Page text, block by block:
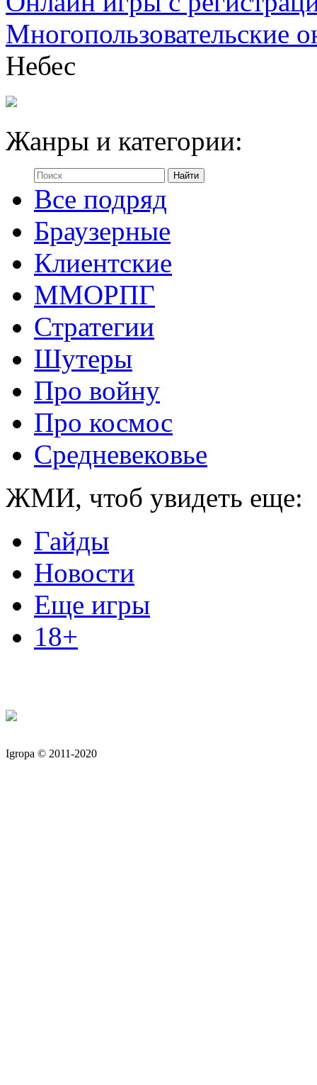
Многопользовательские
Небес
Жанры и категории:
Все подряд
Браузерные
Клиентские
ММОРПГ
Стратегии
Шутеры
Про войну
Про космос
Средневековье
ЖМИ, чтоб увидеть еще:
Гайды
Новости
Еще игры
18+
Igropa © 2011-2020